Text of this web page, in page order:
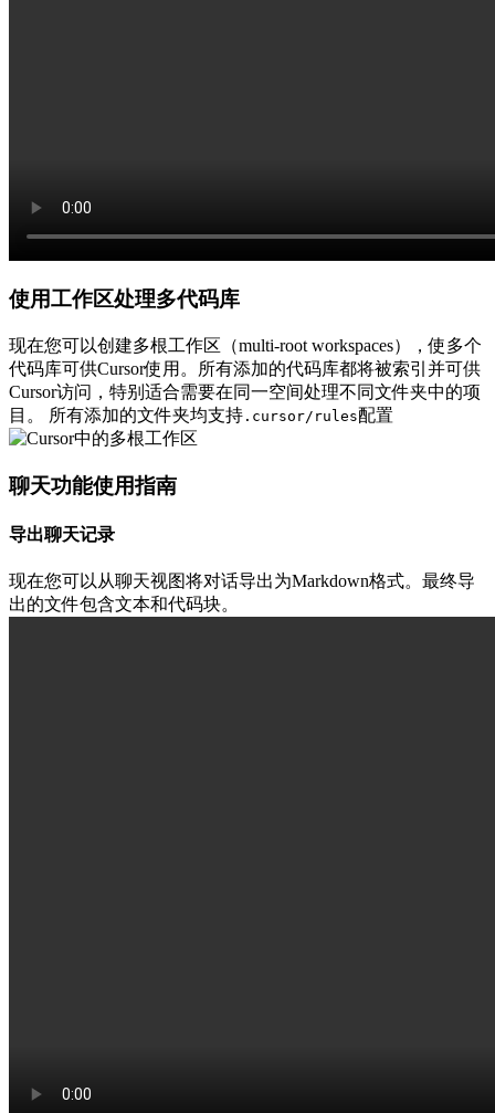
使用工作区处理多代码库
现在您可以创建多根工作区（multi-root workspaces），使多个
代码库可供Cursor使用。所有添加的代码库都将被索引并可供
Cursor访问，特别适合需要在同一空间处理不同文件夹中的项
目。 所有添加的文件夹均支持 .cursor/rules配置
聊天功能使用指南
导出聊天记录
现在您可以从聊天视图将对话导出为Markdown格式。最终导
出的文件包含文本和代码块。